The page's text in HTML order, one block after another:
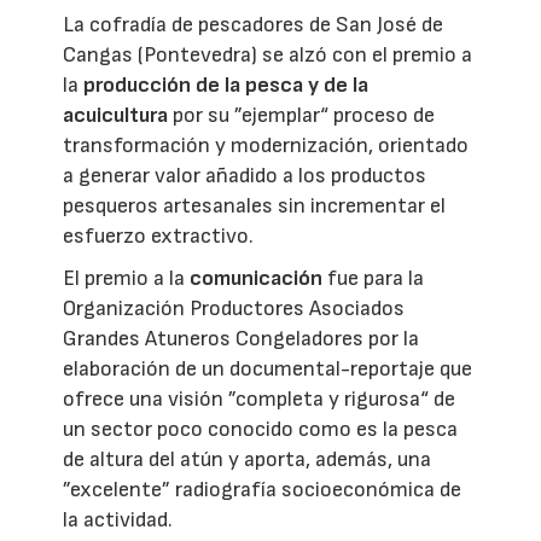
La cofradía de pescadores de San José de
Cangas (Pontevedra) se alzó con el premio a
la producción de la pesca y de la
acuicultura por su ”ejemplar“ proceso de
transformación y modernización, orientado
a generar valor añadido a los productos
pesqueros artesanales sin incrementar el
esfuerzo extractivo.
El premio a la comunicación fue para la
Organización Productores Asociados
Grandes Atuneros Congeladores por la
elaboración de un documental-reportaje que
ofrece una visión ”completa y rigurosa“ de
un sector poco conocido como es la pesca
de altura del atún y aporta, además, una
”excelente” radiografía socioeconómica de
la actividad.